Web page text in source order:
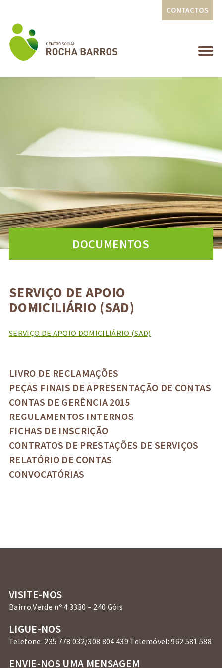
CONTACTOS
DOCUMENTOS
LIVRO DE RECLAMAÇÕES
PEÇAS FINAIS DE APRESENTAÇÃO DE CONTAS
CONTAS DE GERÊNCIA 2015
REGULAMENTOS INTERNOS
FICHAS DE INSCRIÇÃO
CONTRATOS DE PRESTAÇÕES DE SERVIÇOS
RELATÓRIO DE CONTAS
CONVOCATÓRIAS
SERVIÇO DE APOIO
DOMICILIÁRIO (SAD)
SERVIÇO DE APOIO DOMICILIÁRIO (SAD)
VISITE-NOS
Bairro Verde nº 4 3330 – 240 Góis
LIGUE-NOS
Telefone: 235 778 032/308 804 439 Telemóvel: 962 581 588
ENVIE-NOS UMA MENSAGEM